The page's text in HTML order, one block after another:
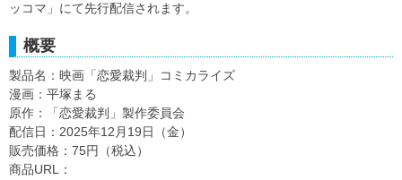
ッコマ」にて先行配信されます。
概要
製品名：映画「恋愛裁判」コミカライズ
漫画：平塚まる
原作：「恋愛裁判」製作委員会
配信日：2025年12月19日（金）
販売価格：75円（税込）
商品URL：